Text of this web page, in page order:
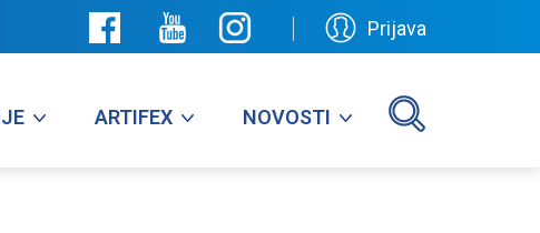
Prijava
ARTIFEX NOVOSTI